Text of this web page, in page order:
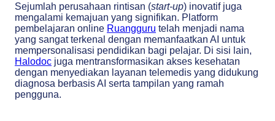
Sejumlah perusahaan rintisan (start-up) inovatif juga
mengalami kemajuan yang signifikan. Platform
pembelajaran online Ruangguru telah menjadi nama
yang sangat terkenal dengan memanfaatkan AI untuk
mempersonalisasi pendidikan bagi pelajar. Di sisi lain,
Halodoc juga mentransformasikan akses kesehatan
dengan menyediakan layanan telemedis yang didukung
diagnosa berbasis AI serta tampilan yang ramah
pengguna.